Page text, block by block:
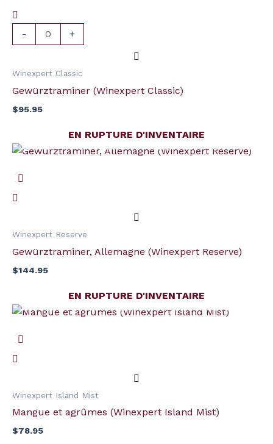
-
(Winexpert
Classic)
+
Winexpert Classic
Gewürztraminer (Winexpert Classic)
$95.95
EN RUPTURE D'INVENTAIRE
Winexpert Reserve
Gewürztraminer, Allemagne (Winexpert Reserve)
$144.95
EN RUPTURE D'INVENTAIRE
Winexpert Island Mist
Mangue et agrûmes (Winexpert Island Mist)
$78.95